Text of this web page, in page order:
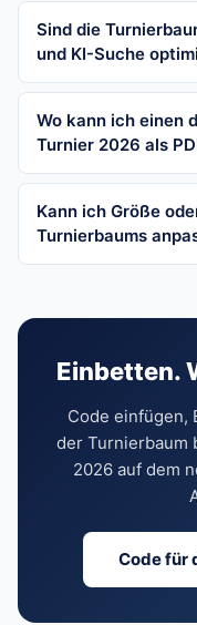
Sind die
und KI-Suche
Wo kann ich einen
Turnier 2026 als
Kann ich Größe
Turnierbaums
Einbetten.
Code
der Turnierbaum
2026 auf dem
Code für